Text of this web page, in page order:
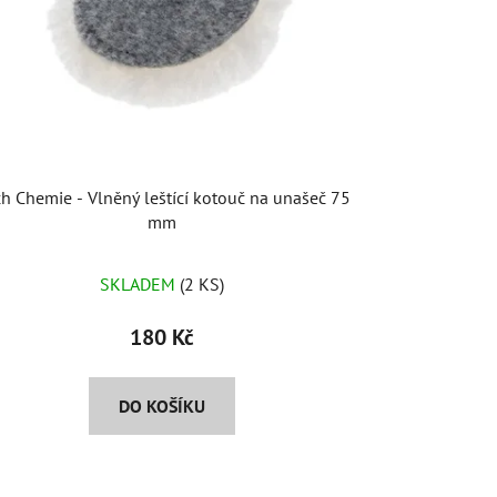
Chemie - Vlněný leštící kotouč na unašeč 75
mm
SKLADEM (2 KS)
180 Kč
DO KOŠÍKU